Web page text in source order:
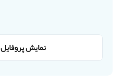
نمایش پروفایل